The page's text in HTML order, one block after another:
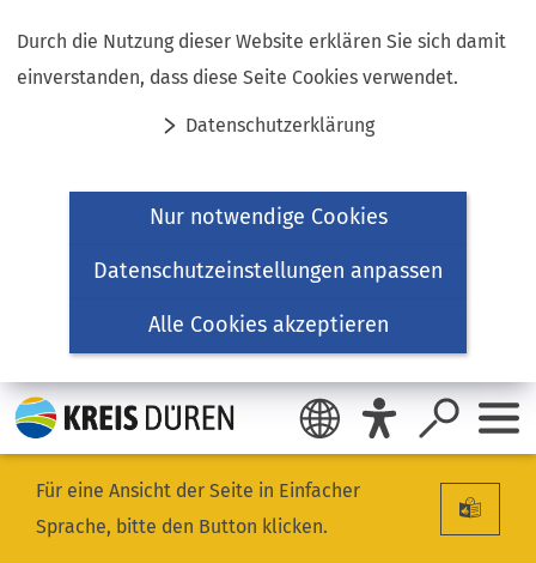
Durch die Nutzung dieser Website erklären Sie sich damit
einverstanden, dass diese Seite Cookies verwendet.
Datenschutzerklärung
Nur notwendige Cookies
Datenschutzeinstellungen anpassen
Alle Cookies akzeptieren
Inhalt anspringen
Für eine Ansicht der Seite in Einfacher
Sprache, bitte den Button klicken.